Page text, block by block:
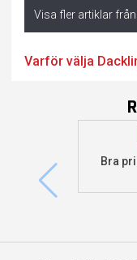
Visa fler artiklar från
Varför välja
Bra